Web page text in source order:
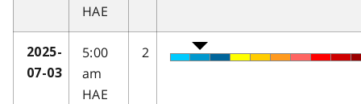
HAE
2025-
07-03
5:00
am
HAE
2